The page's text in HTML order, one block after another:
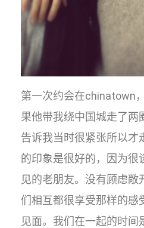
第一次约会在chinatown
果他带我绕中国城走了两
告诉我当时很紧张所以才
的印象是很好的，因为很
见的老朋友。没有顾虑
们相互都很享受那样的感
见面。我们在一起的时间